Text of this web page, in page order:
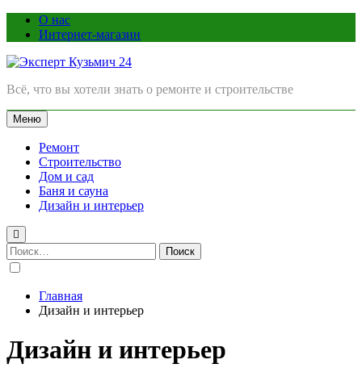
ПерейтиО нас
Интернет-магазин
Эксперт Кузьмич 24
Всё, что вы хотели знать о ремонте и строительстве
Меню
Ремонт
Строительство
Дом и сад
Баня и сауна
Дизайн и интерьер
Найти:
Главная
Дизайн и интерьер
Дизайн и интерьер